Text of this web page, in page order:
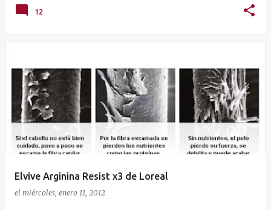
12
Elvive Arginina Resist x3 de Loreal
el miércoles, enero 11, 2012